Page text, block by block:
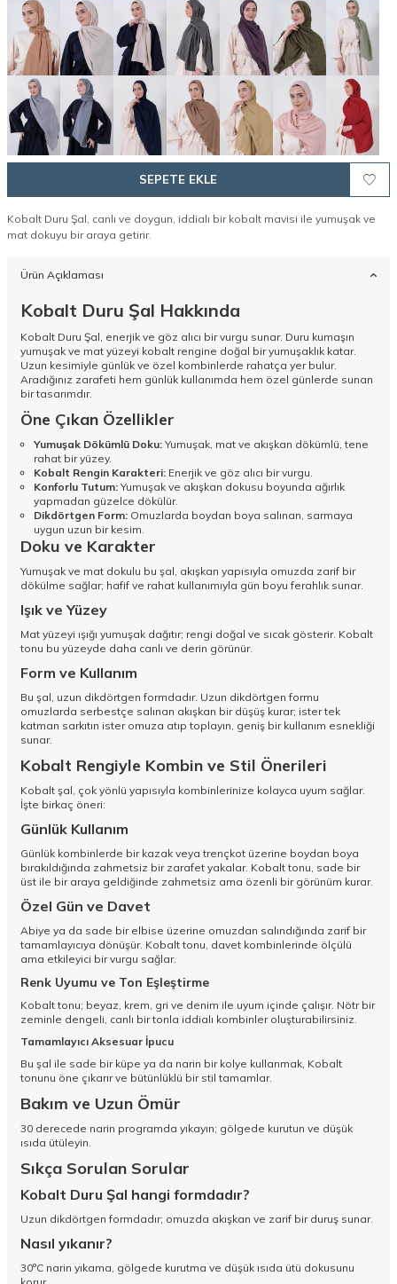
SEPETE EKLE
Kobalt Duru Şal, canlı ve doygun, iddialı bir kobalt mavisi ile yumuşak ve
mat dokuyu bir araya getirir.
Ürün Açıklaması
Kobalt Duru Şal Hakkında
Kobalt Duru Şal, enerjik ve göz alıcı bir vurgu sunar. Duru kumaşın
yumuşak ve mat yüzeyi kobalt rengine doğal bir yumuşaklık katar.
Uzun kesimiyle günlük ve özel kombinlerde rahatça yer bulur.
Aradığınız zarafeti hem günlük kullanımda hem özel günlerde sunan
bir tasarımdır.
Öne Çıkan Özellikler
Yumuşak Dökümlü Doku: Yumuşak, mat ve akışkan dökümlü, tene
rahat bir yüzey.
Kobalt Rengin Karakteri: Enerjik ve göz alıcı bir vurgu.
Konforlu Tutum: Yumuşak ve akışkan dokusu boyunda ağırlık
yapmadan güzelce dökülür.
Dikdörtgen Form: Omuzlarda boydan boya salınan, sarmaya
uygun uzun bir kesim.
Doku ve Karakter
Yumuşak ve mat dokulu bu şal, akışkan yapısıyla omuzda zarif bir
dökülme sağlar; hafif ve rahat kullanımıyla gün boyu ferahlık sunar.
Işık ve Yüzey
Mat yüzeyi ışığı yumuşak dağıtır; rengi doğal ve sıcak gösterir. Kobalt
tonu bu yüzeyde daha canlı ve derin görünür.
Form ve Kullanım
Bu şal, uzun dikdörtgen formdadır. Uzun dikdörtgen formu
omuzlarda serbestçe salınan akışkan bir düşüş kurar; ister tek
katman sarkıtın ister omuza atıp toplayın, geniş bir kullanım esnekliği
sunar.
Kobalt Rengiyle Kombin ve Stil Önerileri
Kobalt şal, çok yönlü yapısıyla kombinlerinize kolayca uyum sağlar.
İşte birkaç öneri:
Günlük Kullanım
Günlük kombinlerde bir kazak veya trençkot üzerine boydan boya
bırakıldığında zahmetsiz bir zarafet yakalar. Kobalt tonu, sade bir
üst ile bir araya geldiğinde zahmetsiz ama özenli bir görünüm kurar.
Özel Gün ve Davet
Abiye ya da sade bir elbise üzerine omuzdan salındığında zarif bir
tamamlayıcıya dönüşür. Kobalt tonu, davet kombinlerinde ölçülü
ama etkileyici bir vurgu sağlar.
Renk Uyumu ve Ton Eşleştirme
Kobalt tonu; beyaz, krem, gri ve denim ile uyum içinde çalışır. Nötr bir
zeminle dengeli, canlı bir tonla iddialı kombinler oluşturabilirsiniz.
Tamamlayıcı Aksesuar İpucu
Bu şal ile sade bir küpe ya da narin bir kolye kullanmak, Kobalt
tonunu öne çıkarır ve bütünlüklü bir stil tamamlar.
Bakım ve Uzun Ömür
30 derecede narin programda yıkayın; gölgede kurutun ve düşük
ısıda ütüleyin.
Sıkça Sorulan Sorular
Kobalt Duru Şal hangi formdadır?
Uzun dikdörtgen formdadır; omuzda akışkan ve zarif bir duruş sunar.
Nasıl yıkanır?
30°C narin yıkama, gölgede kurutma ve düşük ısıda ütü dokusunu